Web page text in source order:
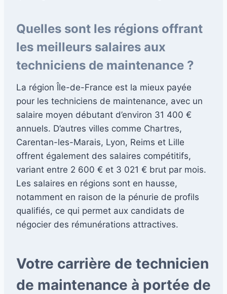
Quelles sont les régions offrant
les meilleurs salaires aux
techniciens de maintenance ?
La région Île-de-France est la mieux payée
pour les techniciens de maintenance, avec un
salaire moyen débutant d’environ 31 400 €
annuels. D’autres villes comme Chartres,
Carentan-les-Marais, Lyon, Reims et Lille
offrent également des salaires compétitifs,
variant entre 2 600 € et 3 021 € brut par mois.
Les salaires en régions sont en hausse,
notamment en raison de la pénurie de profils
qualifiés, ce qui permet aux candidats de
négocier des rémunérations attractives.
Votre carrière de technicien
de maintenance à portée de